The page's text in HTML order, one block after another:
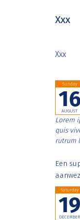
Xxx
Xxx
Sunday
AUGUST
Lorem
quis
rutrum
Een
Saturday
19
DECEMBER